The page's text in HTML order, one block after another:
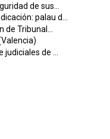
de sus...
palau d...
Tribunal...
de ...